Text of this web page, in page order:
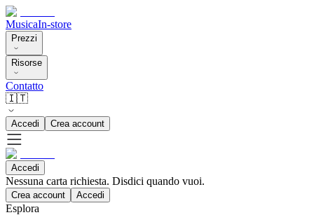
MusicaIn-store
Prezzi
Risorse
Contatto
🇮🇹
Accedi Crea account
Accedi
Nessuna carta richiesta. Disdici quando vuoi.
Crea account Accedi
Esplora